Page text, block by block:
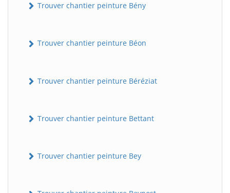
Trouver chantier peinture Bény
Trouver chantier peinture Béon
Trouver chantier peinture Béréziat
Trouver chantier peinture Bettant
Trouver chantier peinture Bey